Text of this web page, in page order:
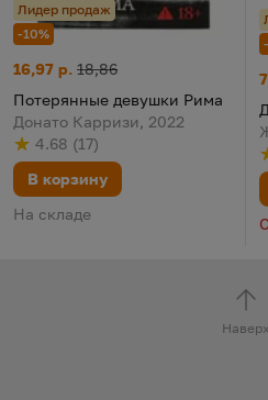
Лидер продаж
-10%
Потерянные девушки Рима
Цена:
16,97 р.
Старая цена:
18,86
Потерянные девушки Рима
Донато Карризи, 2022
Рейтинг
4.68
из 5 (
по результату
17
голосов
)
В корзину
На складе
Наверх